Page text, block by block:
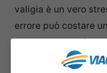
valigia è un vero
errore può costare
Con pochi euro è
rispetti i limiti